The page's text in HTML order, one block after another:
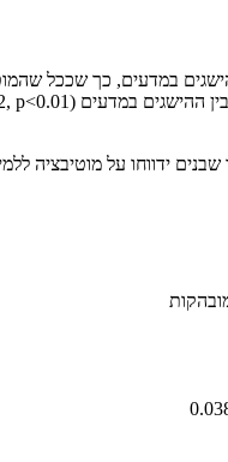
במדעים, כך שככל